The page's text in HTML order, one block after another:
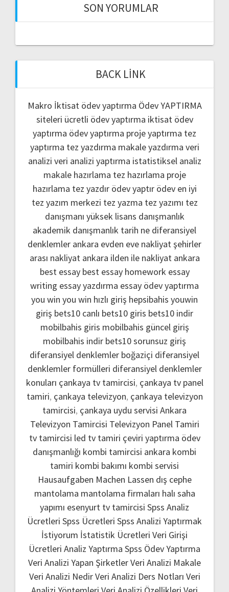
SON YORUMLAR
BACK LINK
Makro İktisat ödev yaptırma Ödev YAPTIRMA
siteleri ücretli ödev yaptırma iktisat ödev
yaptırma ödev yaptırma proje yaptırma tez
yaptırma tez yazdırma makale yazdırma veri
analizi veri analizi yaptırma istatistiksel analiz
makale hazırlama tez hazırlama proje
hazırlama tez yazdır ödev yaptır ödev en iyi
tez yazım merkezi tez yazma tez yazımı tez
danışmanı yüksek lisans danışmanlık
akademik danışmanlık tarih ne diferansiyel
denklemler ankara evden eve nakliyatşehirler
arası nakliyat ankara ilden ile nakliyat ankara
best essay best essay homework essay
writing essay yazdırma essay ödev yaptırma
you win you win hızlı giriş hepsibahis youwin
giriş bets10 canlı bets10 giris bets10 indir
mobilbahis giris mobilbahis güncel giriş
mobilbahis indir bets10 sorunsuz giriş
diferansiyel denklemler boğaziçi diferansiyel
denklemler formülleri diferansiyel denklemler
konuları çankaya tv tamircisi, çankaya tv panel
tamiri, çankaya televizyon, çankaya televizyon
tamircisi, çankaya uydu servisi Ankara
Televizyon Tamircisi Televizyon Panel Tamiri
tv tamircisi led tv tamiri çeviri yaptırma ödev
danışmanlığı kombi tamircisi ankara kombi
tamiri kombi bakımı kombi servisi
Hausaufgaben Machen Lassen dış cephe
mantolama mantolama firmaları halı saha
yapımı esenyurt tv tamircisi Spss Analiz
Ücretleri Spss Ücretleri Spss Analizi Yaptırmak
İstiyorum İstatistik Ücretleri Veri Girişi
Ücretleri Analiz Yaptırma Spss Ödev Yaptırma
Veri Analizi Yapan ŞirketlerVeri Analizi Makale
Veri Analizi NedirVeri Analizi Ders Notları Veri